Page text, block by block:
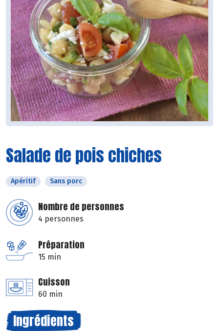
Salade de pois chiches
Apéritif Sans porc
Nombre de personnes
4 personnes
Préparation
15 min
Cuisson
60 min
Ingrédients